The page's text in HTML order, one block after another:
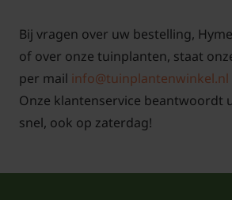
Als u de bollen in de volle grond
deze uit de grond in het najaar. Zet
op een vorstvrije, maar koele
Bij vragen over uw bestelling,
of over onze tuinplanten, staat
per mail info@tuinplantenwinkel.nl
Onze klantenservice beantwoordt
snel, ook op zaterdag!